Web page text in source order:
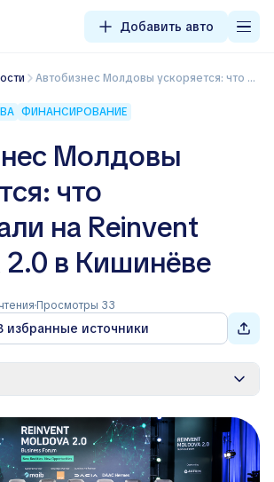
Добавить авто
Автобизнес Молдовы ускоряется: что обсуждали на Reinvent Moldova 2.0 в Кишинёве
ФИНАНСИРОВАНИЕ
Молдовы
что
на Reinvent
2.0 в Кишинёве
Просмотры 33
избранные источники